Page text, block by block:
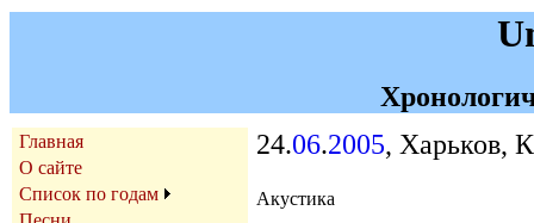
Главная
О сайте
Список по годам
24.06.2005, Харьков,
Акустика